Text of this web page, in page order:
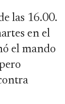
las 16.00.
en el
el mando